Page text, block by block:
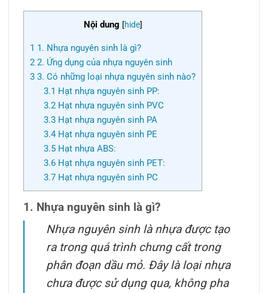
Nội dung [hide]
1 1. Nhựa nguyên sinh là gì?
2 2. Ứng dụng của nhựa nguyên sinh
3 3. Có những loại nhựa nguyên sinh nào?
3.1 Hạt nhựa nguyên sinh PP:
3.2Hạt nhựa nguyên sinh PVC
3.3Hạt nhựa nguyên sinh PA
3.4Hạt nhựa nguyên sinh PE
3.5Hạt nhựa ABS:
3.6Hạt nhựa nguyên sinh PET:
3.7Hạt nhựa nguyên sinh PC
1. Nhựa nguyên sinh là gì?
Nhựa nguyên sinh là nhựa được tạo
ra trong quá trình chưng cất trong
phân đoạn dầu mỏ. Đây là loại nhựa
chưa được sử dụng qua, không pha